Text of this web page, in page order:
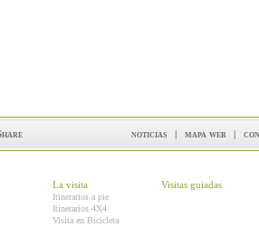
noticias | mapa web |
La visita
Itinerarios a pie
Itinerarios 4X4
Visita en Bicicleta
Visitas guiadas